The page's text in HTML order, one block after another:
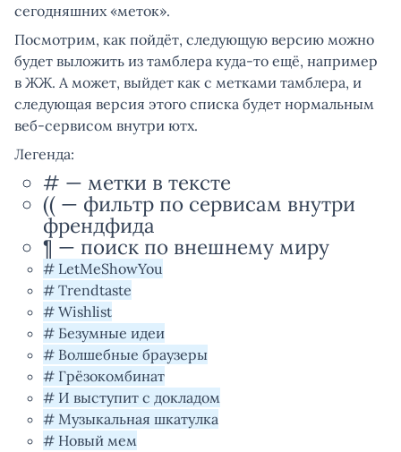
сегодняшних «меток».
Посмотрим, как пойдёт, следующую версию можно
будет выложить из тамблера куда-то ещё, например
в ЖЖ. А может, выйдет как с метками тамблера, и
следующая версия этого списка будет нормальным
веб-сервисом внутри ютх.
Легенда:
# — метки в тексте
(( — фильтр по сервисам внутри
френдфида
¶ — поиск по внешнему миру
# LetMeShowYou
# Trendtaste
# Wishlist
# Безумные идеи
# Волшебные браузеры
# Грёзокомбинат
# И выступит с докладом
# Музыкальная шкатулка
# Новый мем